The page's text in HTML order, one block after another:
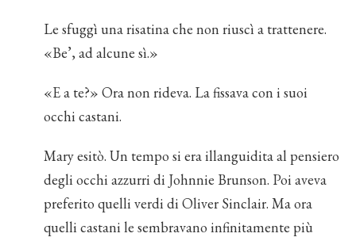
Le sfuggì una risatina che non riuscì a trattenere.
«Be’, ad alcune sì.»
«E a te?» Ora non rideva. La fissava con i suoi
occhi castani.
Mary esitò. Un tempo si era illanguidita al pensiero
degli occhi azzurri di Johnnie Brunson. Poi aveva
preferito quelli verdi di Oliver Sinclair. Ma ora
quelli castani le sembravano infinitamente più